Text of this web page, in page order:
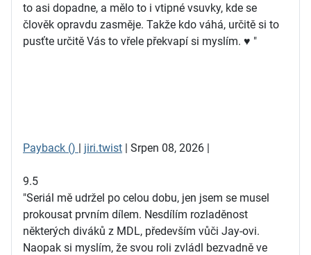
to asi dopadne, a mělo to i vtipné vsuvky, kde se
člověk opravdu zasměje. Takže kdo váhá, určitě si to
pusťte určitě Vás to vřele překvapí si myslím. ♥ "
Payback () | jiri.twist | Srpen 08, 2026 |
9.5
"Seriál mě udržel po celou dobu, jen jsem se musel
prokousat prvním dílem. Nesdílím rozladěnost
některých diváků z MDL, především vůči Jay-ovi.
Naopak si myslím, že svou roli zvládl bezvadně ve